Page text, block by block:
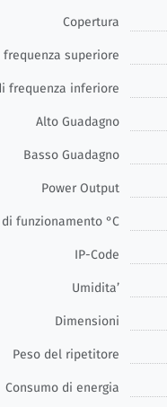
Copertura
frequenza superiore
frequenza inferiore
Alto Guadagno
Basso Guadagno
Power Output
di funzionamento °C
IP-Code
Umidita’
Dimensioni
Peso del ripetitore
Consumo di energia